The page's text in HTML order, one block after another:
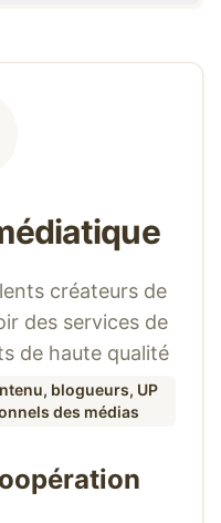
créateurs de
des services de
de haute qualité
blogueurs, UP
des médias